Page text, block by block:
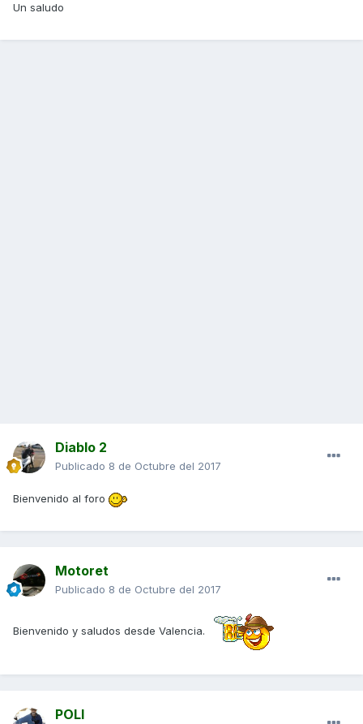
Un saludo
Diablo 2
Publicado 8 de Octubre del 2017
Bienvenido al foro
Motoret
Publicado 8 de Octubre del 2017
Bienvenido y saludos desde Valencia.
POLI